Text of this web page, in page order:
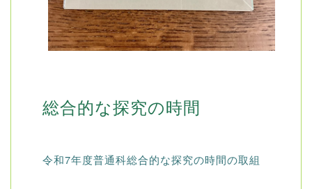
総合的な探究の時間
令和7年度普通科総合的な探究の時間の取組